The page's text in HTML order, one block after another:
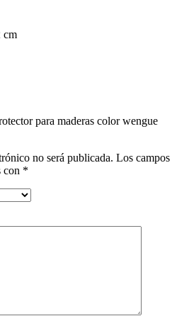
cm
para maderas color wengue
no será publicada. Los campos
con *